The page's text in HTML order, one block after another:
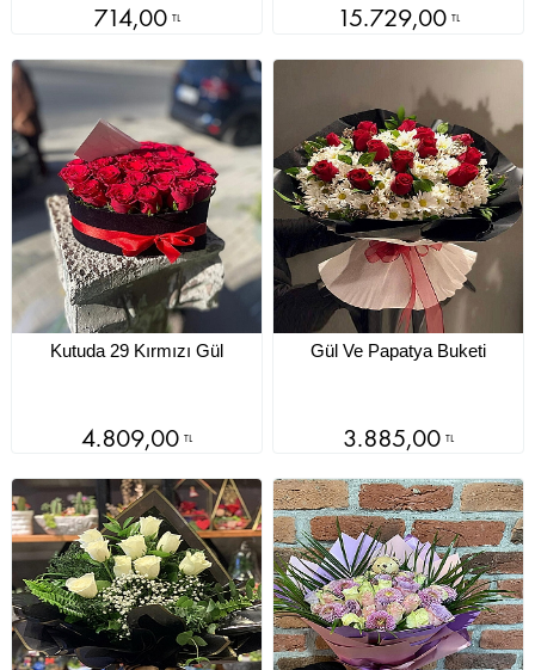
714,00 TL 15.729,00 TL
Kutuda 29 Kırmızı Gül
4.809,00 TL
Gül Ve Papatya Buketi
3.885,00 TL